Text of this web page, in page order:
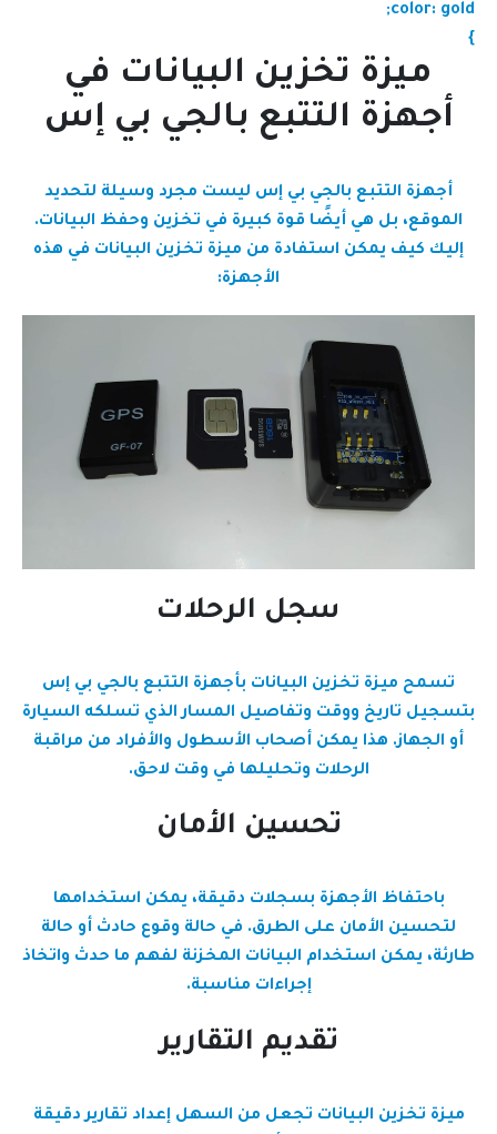
color: gold;
}
ميزة تخزين البيانات في
أجهزة التتبع بالجي بي إس
أجهزة التتبع بالجي بي إس ليست مجرد وسيلة لتحديد
الموقع، بل هي أيضًا قوة كبيرة في تخزين وحفظ البيانات.
إليك كيف يمكن استفادة من ميزة تخزين البيانات في هذه
الأجهزة:
سجل الرحلات
تسمح ميزة تخزين البيانات بأجهزة التتبع بالجي بي إس
بتسجيل تاريخ ووقت وتفاصيل المسار الذي تسلكه السيارة
أو الجهاز. هذا يمكن أصحاب الأسطول والأفراد من مراقبة
الرحلات وتحليلها في وقت لاحق.
تحسين الأمان
باحتفاظ الأجهزة بسجلات دقيقة، يمكن استخدامها
لتحسين الأمان على الطرق. في حالة وقوع حادث أو حالة
طارئة، يمكن استخدام البيانات المخزنة لفهم ما حدث واتخاذ
إجراءات مناسبة.
تقديم التقارير
ميزة تخزين البيانات تجعل من السهل إعداد تقارير دقيقة